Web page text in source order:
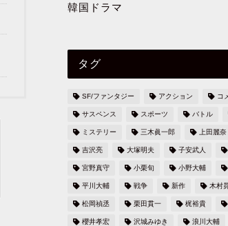
韓国ドラマ
タグ
SF/ファンタジー アクション コ
サスペンス スポーツ バトル
ミステリー 三木眞一郎 上田麗奈
吉沢亮 大塚明夫 子安武人
宮野真守 小栗旬 小野大輔
平川大輔 戦争 新作 木村
松岡禎丞 栗田貫一 梶裕貴
櫻井孝宏 沢城みゆき 浪川大輔